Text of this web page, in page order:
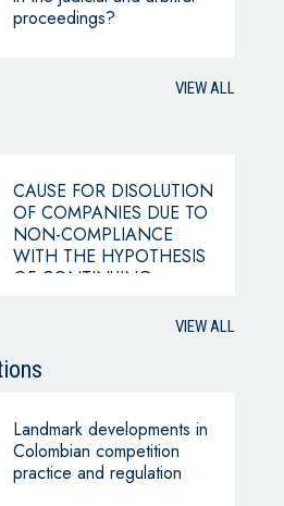
proceedings?
VIEW ALL
CAUSE FOR DISOLUTION
OF COMPANIES DUE TO
NON-COMPLIANCE
WITH THE HYPOTHESIS
OF CONTINUING
VIEW ALL
Landmark developments in
Colombian competition
practice and regulation